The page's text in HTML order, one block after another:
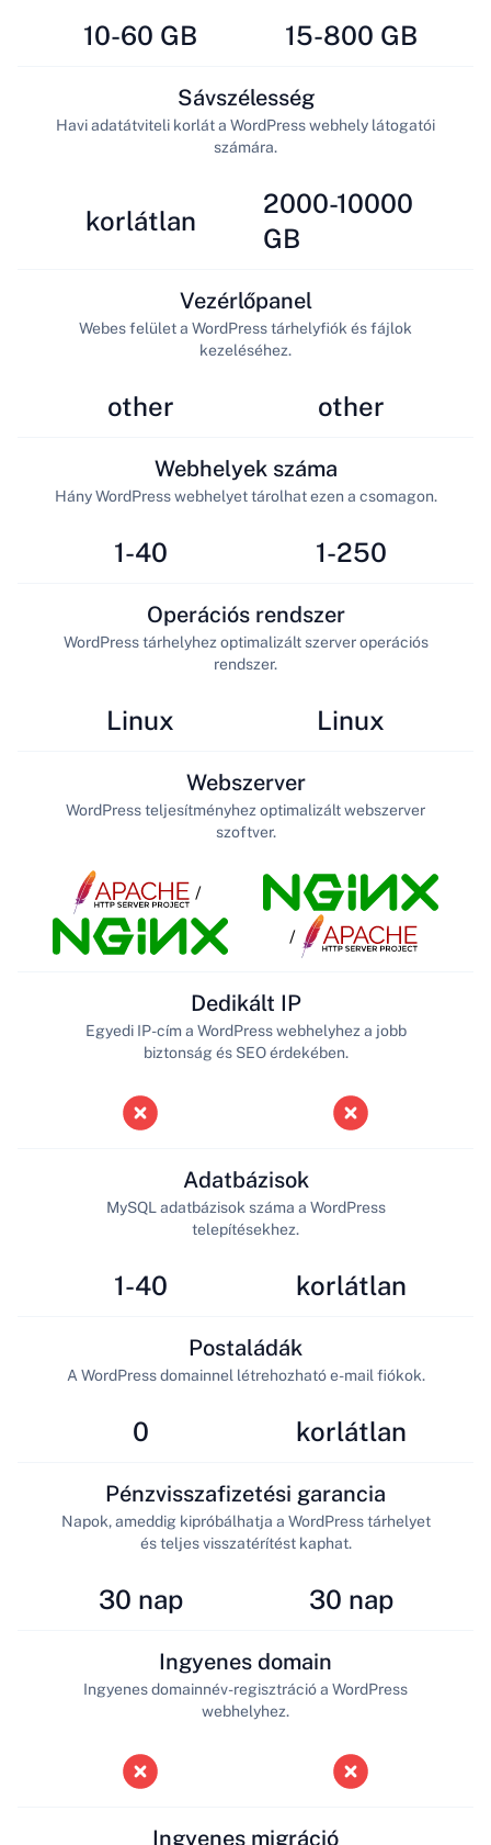
10-60 GB 15-800 GB
korlátlan
Sávszélesség
Havi adatátviteli korlát a WordPress webhely látogatói
számára.
2000-10000
GB
other
Vezérlőpanel
Webes felület a WordPress tárhelyfiók és fájlok
kezeléséhez.
other
1-40
Webhelyek száma
Hány WordPress webhelyet tárolhat ezen a csomagon.
1-250
Linux
Operációs rendszer
WordPress tárhelyhez optimalizált szerver operációs
rendszer.
Linux
/
Webszerver
WordPress teljesítményhez optimalizált webszerver
szoftver.
/
Dedikált IP
Egyedi IP-cím a WordPress webhelyhez a jobb
biztonság és SEO érdekében.
1-40
Adatbázisok
MySQL adatbázisok száma a WordPress
telepítésekhez.
korlátlan
0
Postaládák
A WordPress domainnel létrehozható e-mail fiókok.
korlátlan
30 nap
Pénzvisszafizetési garancia
Napok, ameddig kipróbálhatja a WordPress tárhelyet
és teljes visszatérítést kaphat.
30 nap
Ingyenes domain
Ingyenes domainnév-regisztráció a WordPress
webhelyhez.
Ingyenes migráció